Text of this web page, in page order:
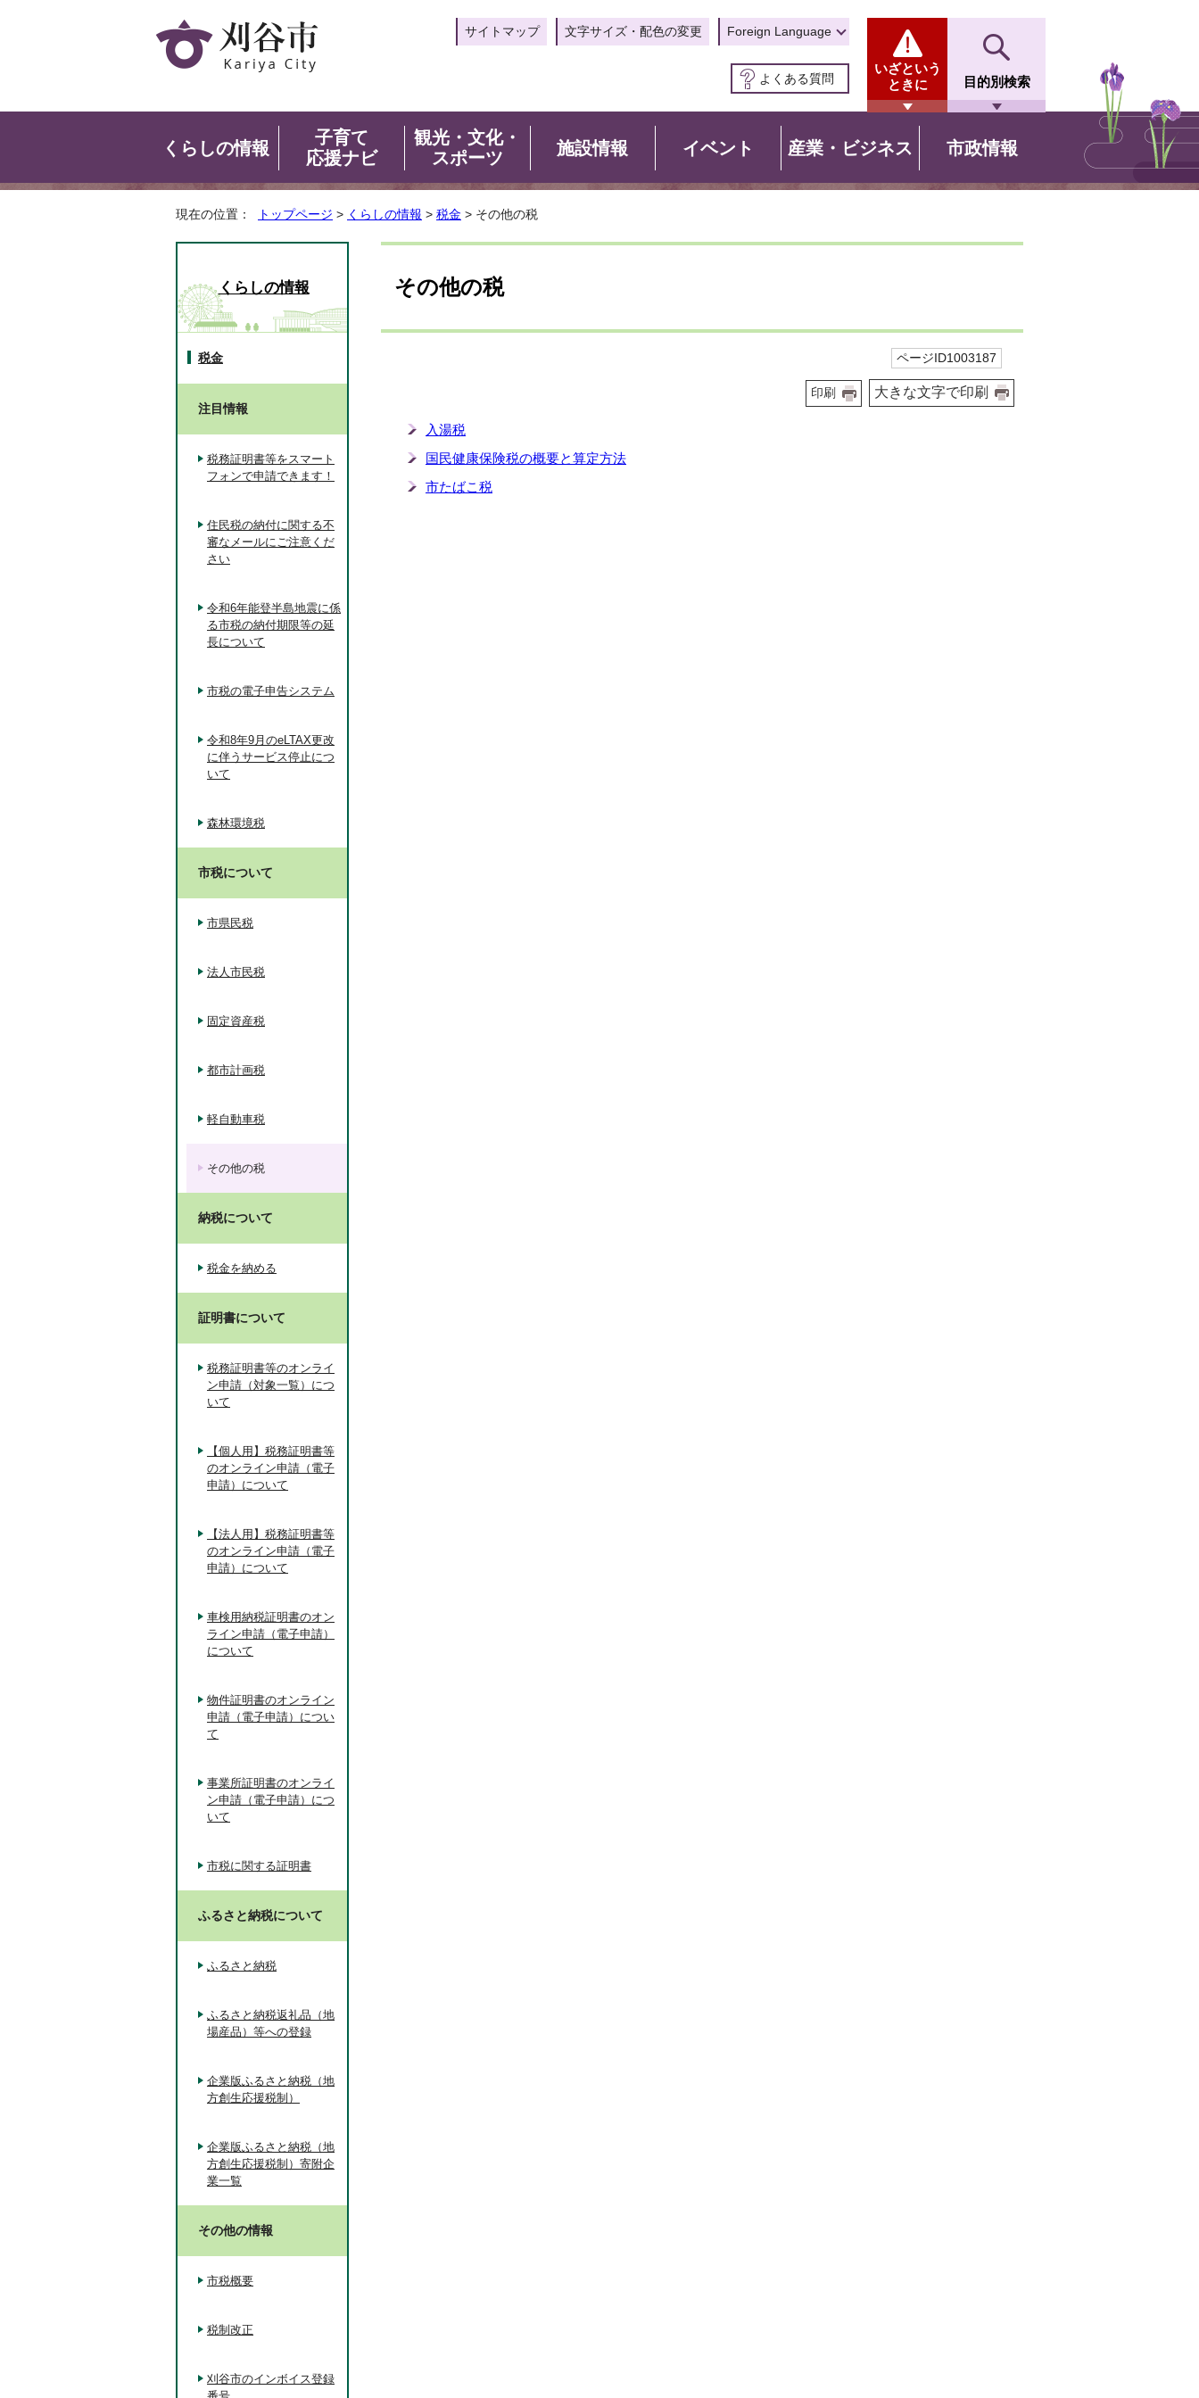
サイトマップ 文字サイズ・配色の変更 Foreign Language
よくある質問
いざという
ときに
目的別検索
くらしの情報
子育て
応援ナビ
観光・文化・
スポーツ
施設情報 イベント 産業・ビジネス 市政情報
現在の位置： トップページ > くらしの情報 > 税金 > その他の税
その他の税
ページID1003187
印刷 大きな文字で印刷
入湯税
国民健康保険税の概要と算定方法
市たばこ税
くらしの情報
税金
注目情報
税務証明書等をスマート
フォンで申請できます！
住民税の納付に関する不
審なメールにご注意くだ
さい
令和6年能登半島地震に係
る市税の納付期限等の延
長について
市税の電子申告システム
令和8年9月のeLTAX更改
に伴うサービス停止につ
いて
森林環境税
市税について
市県民税
法人市民税
固定資産税
都市計画税
軽自動車税
その他の税
納税について
税金を納める
証明書について
税務証明書等のオンライ
ン申請（対象一覧）につ
いて
【個人用】税務証明書等
のオンライン申請（電子
申請）について
【法人用】税務証明書等
のオンライン申請（電子
申請）について
車検用納税証明書のオン
ライン申請（電子申請）
について
物件証明書のオンライン
申請（電子申請）につい
て
事業所証明書のオンライ
ン申請（電子申請）につ
いて
市税に関する証明書
ふるさと納税について
ふるさと納税
ふるさと納税返礼品（地
場産品）等への登録
企業版ふるさと納税（地
方創生応援税制）
企業版ふるさと納税（地
方創生応援税制）寄附企
業一覧
その他の情報
市税概要
税制改正
刈谷市のインボイス登録